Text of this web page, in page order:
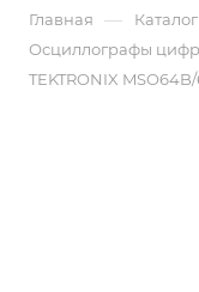
Главная —
Осциллографы
TEKTRONIX